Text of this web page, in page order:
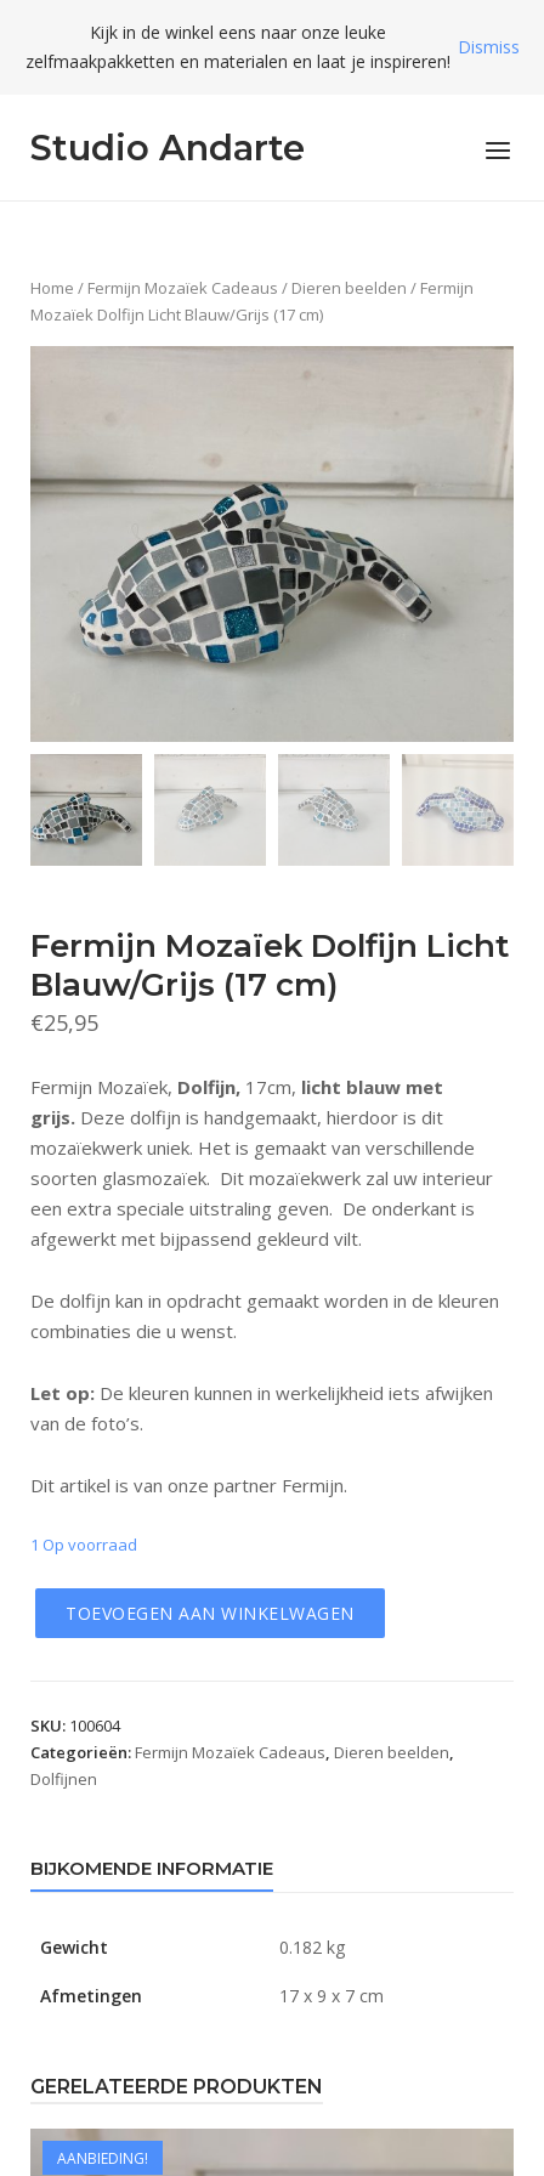
content
Kijk in de winkel eens naar onze leuke
zelfmaakpakketten en materialen en laat je inspireren!
Dismiss
Studio Andarte Menu
Home / Fermijn Mozaïek Cadeaus / Dieren beelden / Fermijn
Mozaïek Dolfijn Licht Blauw/Grijs (17 cm)
Fermijn Mozaïek Dolfijn Licht
Blauw/Grijs (17 cm)
€25,95
Fermijn Mozaïek, Dolfijn, 17cm, licht blauw met
grijs. Deze dolfijn is handgemaakt, hierdoor is dit
mozaïekwerk uniek. Het is gemaakt van verschillende
soorten glasmozaïek. Dit mozaïekwerk zal uw interieur
een extra speciale uitstraling geven. De onderkant is
afgewerkt met bijpassend gekleurd vilt.
De dolfijn kan in opdracht gemaakt worden in de kleuren
combinaties die u wenst.
Let op: De kleuren kunnen in werkelijkheid iets afwijken
van de foto’s.
Dit artikel is van onze partner Fermijn.
1 Op voorraad
TOEVOEGEN AAN WINKELWAGEN
SKU: 100604
Categorieën: Fermijn Mozaïek Cadeaus, Dieren beelden,
Dolfijnen
BIJKOMENDE INFORMATIE
Gewicht 0.182 kg
Afmetingen 17 x 9 x 7 cm
GERELATEERDE PRODUKTEN
AANBIEDING!